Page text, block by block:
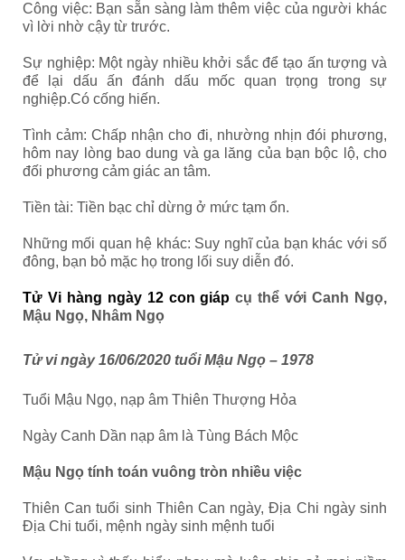
Công việc: Bạn sẵn sàng làm thêm việc của người khác
vì lời nhờ cậy từ trước.
Sự nghiệp: Một ngày nhiều khởi sắc để tạo ấn tượng và
để lại dấu ấn đánh dấu mốc quan trọng trong sự
nghiệp.Có cống hiến.
Tình cảm: Chấp nhận cho đi, nhường nhịn đói phương,
hôm nay lòng bao dung và ga lăng của bạn bộc lộ, cho
đối phương cảm giác an tâm.
Tiền tài: Tiền bạc chỉ dừng ở mức tạm ổn.
Những mối quan hệ khác: Suy nghĩ của bạn khác với số
đông, bạn bỏ mặc họ trong lối suy diễn đó.
Tử Vi hàng ngày 12 con giáp cụ thể với Canh Ngọ,
Mậu Ngọ, Nhâm Ngọ
Tử vi ngày 16/06/2020 tuổi Mậu Ngọ – 1978
Tuổi Mậu Ngọ, nạp âm Thiên Thượng Hỏa
Ngày Canh Dần nạp âm là Tùng Bách Mộc
Mậu Ngọ tính toán vuông tròn nhiều việc
Thiên Can tuổi sinh Thiên Can ngày, Địa Chi ngày sinh
Địa Chi tuổi, mệnh ngày sinh mệnh tuổi